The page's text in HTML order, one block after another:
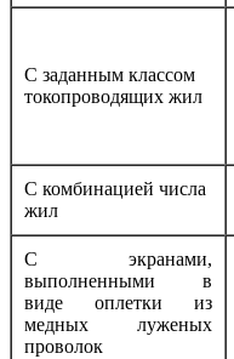
С заданным классом
токопроводящих жил
С комбинацией числа
жил
С экранами,
выполненными в
виде оплетки из
медных луженых
проволок